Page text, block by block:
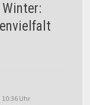
10:36 Uhr